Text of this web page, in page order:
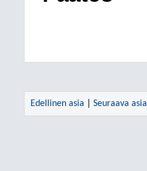
Edellinen asia Seuraava asia